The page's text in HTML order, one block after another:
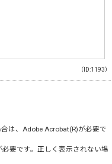
（ID:1193）
は、Adobe Acrobat(R)が必要で
必要です。正しく表示されない場